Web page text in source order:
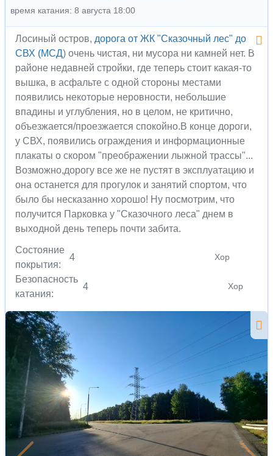
время катания: 8 августа 18:00
Лосиный остров, дорога от ЖК "Сказочный лес" до
СВХ (МСД) очень чистая, ни мусора ни камней нет. В
районе недавней стройки, где теперь стоит какая-то
вышка, в асфальте с одной стороны местами
появились некоторые неровности, небольшие
впадины и углубления, но в целом, не критично,
объезжается/проезжается спокойно.В конце дороги,
у СВХ, появились ограждения и информационные
плакаты о скором "преображении лыжной трассы"...
Возможно,дорогу все же не пустят в эксплуатацию и
она останется для прогулок и занятий спортом, что
было бы несказанно хорошо! Ну посмотрим, что
получится Парковка у "Сказочного леса" днем в
выходной день теперь почти забита.
Состояние
покрытия:
4 Хор
Безопасность
катания:
4 Хор